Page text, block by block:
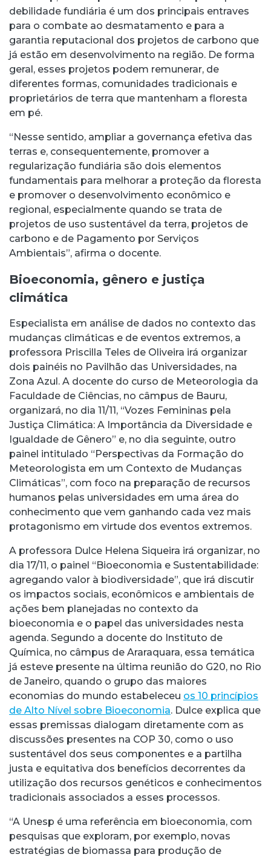
debilidade fundiária é um dos principais entraves
para o combate ao desmatamento e para a
garantia reputacional dos projetos de carbono que
já estão em desenvolvimento na região. De forma
geral, esses projetos podem remunerar, de
diferentes formas, comunidades tradicionais e
proprietários de terra que mantenham a floresta
em pé.
“Nesse sentido, ampliar a governança efetiva das
terras e, consequentemente, promover a
regularização fundiária são dois elementos
fundamentais para melhorar a proteção da floresta
e promover o desenvolvimento econômico e
regional, especialmente quando se trata de
projetos de uso sustentável da terra, projetos de
carbono e de Pagamento por Serviços
Ambientais”, afirma o docente.
Bioeconomia, gênero e justiça
climática
Especialista em análise de dados no contexto das
mudanças climáticas e de eventos extremos, a
professora Priscilla Teles de Oliveira irá organizar
dois painéis no Pavilhão das Universidades, na
Zona Azul. A docente do curso de Meteorologia da
Faculdade de Ciências, no câmpus de Bauru,
organizará, no dia 11/11, “Vozes Femininas pela
Justiça Climática: A Importância da Diversidade e
Igualdade de Gênero” e, no dia seguinte, outro
painel intitulado “Perspectivas da Formação do
Meteorologista em um Contexto de Mudanças
Climáticas”, com foco na preparação de recursos
humanos pelas universidades em uma área do
conhecimento que vem ganhando cada vez mais
protagonismo em virtude dos eventos extremos.
A professora Dulce Helena Siqueira irá organizar, no
dia 17/11, o painel “Bioeconomia e Sustentabilidade:
agregando valor à biodiversidade”, que irá discutir
os impactos sociais, econômicos e ambientais de
ações bem planejadas no contexto da
bioeconomia e o papel das universidades nesta
agenda. Segundo a docente do Instituto de
Química, no câmpus de Araraquara, essa temática
já esteve presente na última reunião do G20, no Rio
de Janeiro, quando o grupo das maiores
economias do mundo estabeleceu os 10 princípios
de Alto Nível sobre Bioeconomia. Dulce explica que
essas premissas dialogam diretamente com as
discussões presentes na COP 30, como o uso
sustentável dos seus componentes e a partilha
justa e equitativa dos benefícios decorrentes da
utilização dos recursos genéticos e conhecimentos
tradicionais associados a esses processos.
“A Unesp é uma referência em bioeconomia, com
pesquisas que exploram, por exemplo, novas
estratégias de biomassa para produção de